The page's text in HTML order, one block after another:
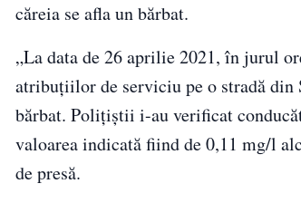
căreia se afla un bărbat.
„La data de 26 aprilie 2021, în jurul
atribuţiilor de serviciu pe o stradă din
bărbat. Poliţiştii i-au verificat
valoarea indicată fiind de 0,11 mg/l
de presă.